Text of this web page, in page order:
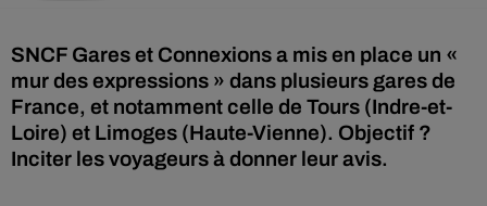
SNCF Gares et Connexions a mis en place un «
mur des expressions » dans plusieurs gares de
France, et notamment celle de Tours (Indre-et-
Loire) et Limoges (Haute-Vienne). Objectif ?
Inciter les voyageurs à donner leur avis.